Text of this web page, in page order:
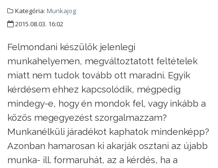
Kategória: Munkajog
2015.08.03. 16:02
Felmondani készülök jelenlegi
munkahelyemen, megváltoztatott feltételek
miatt nem tudok tovább ott maradni. Egyik
kérdésem ehhez kapcsolódik, mégpedig
mindegy-e, hogy én mondok fel, vagy inkább a
közös megegyezést szorgalmazzam?
Munkanélküli járadékot kaphatok mindenképp?
Azonban hamarosan ki akarják osztani az újabb
munka- ill. formaruhát, az a kérdés, ha a